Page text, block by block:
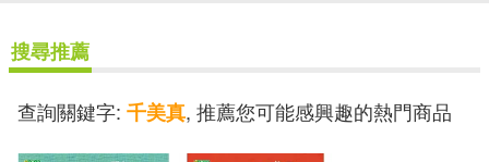
搜尋推薦
查詢關鍵字: 千美真, 推薦您可能感興趣的熱門商品